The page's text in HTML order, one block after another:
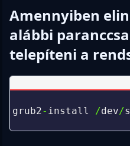
Amennyiben
alábbi
telepíteni a
grub2- install /dev/